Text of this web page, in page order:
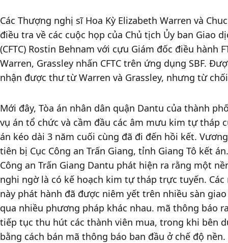
Các Thượng nghị sĩ Hoa Kỳ Elizabeth Warren và
điều tra về các cuộc họp của Chủ tịch Ủy ban Giao
(CFTC) Rostin Behnam với cựu Giám đốc điều hành
Warren, Grassley nhấn CFTC trên ứng dụng SBF.
nhận được thư từ Warren và Grassley, nhưng từ
Mới đây, Tòa án nhân dân quận Dantu của thành
vụ án tổ chức và cầm đầu các âm mưu kim tự tháp
án kéo dài 3 năm cuối cùng đã đi đến hồi kết.
tiên bị Cục Công an Trấn Giang, tỉnh Giang Tô kết
Công an Trấn Giang Dantu phát hiện ra rằng một
nghi ngờ là có kế hoạch kim tự tháp trực tuyến.
này phát hành đã được niêm yết trên nhiều sàn
qua nhiều phương pháp khác nhau. mã thông báo
tiếp tục thu hút các thành viên mua, trong khi bên
bằng cách bán mã thông báo ban đầu ở chế độ